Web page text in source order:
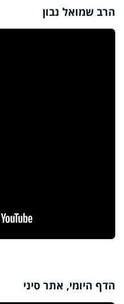
הרב שמואל נבון
הדף היומי, אתר סיני